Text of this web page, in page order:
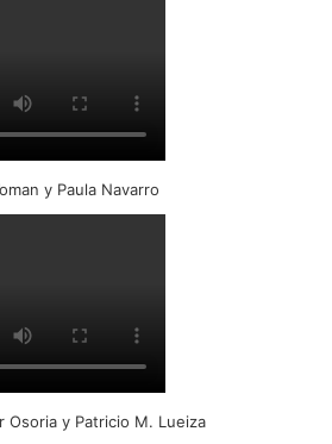
y Paula Navarro
y Patricio M. Lueiza